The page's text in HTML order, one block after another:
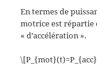
En termes de
motrice est répartie
« d’accélération ».